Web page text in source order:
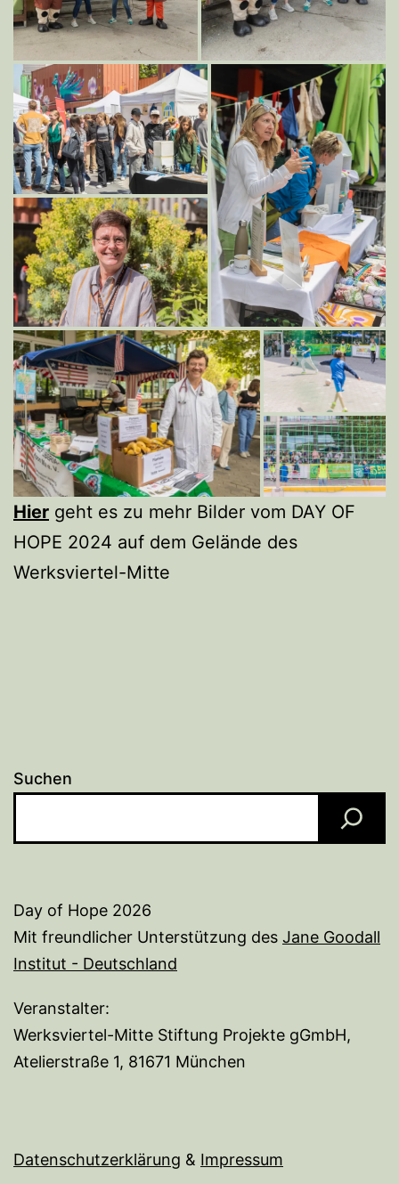
Hier geht es zu mehr Bilder vom DAY OF
HOPE 2024 auf dem Gelände des
Werksviertel-Mitte
Suchen
Day of Hope 2026
Mit freundlicher Unterstützung des Jane Goodall
Institut - Deutschland
Veranstalter:
Werksviertel-Mitte Stiftung Projekte gGmbH,
Atelierstraße 1, 81671 München
Datenschutzerklärung & Impressum